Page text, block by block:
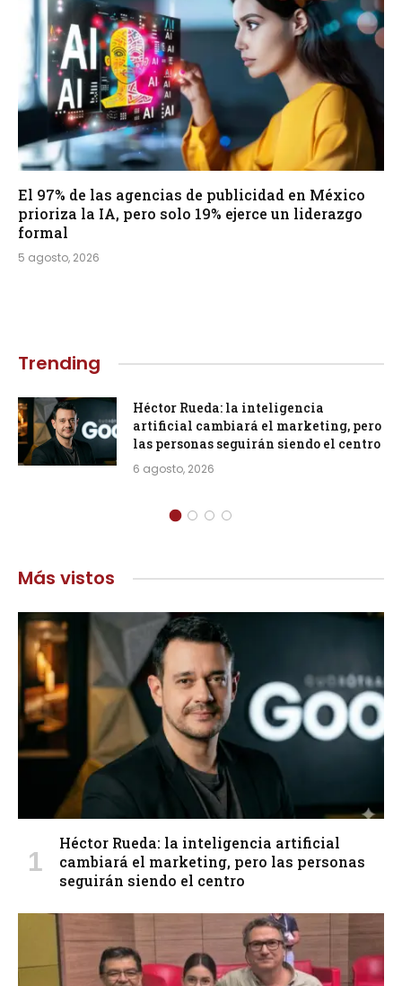
El 97% de las agencias de publicidad en México
prioriza la IA, pero solo 19% ejerce un liderazgo
formal
5 agosto, 2026
Trending
Héctor Rueda: la inteligencia
artificial cambiará el marketing, pero
las personas seguirán siendo el centro
6 agosto, 2026
Más vistos
Héctor Rueda: la inteligencia artificial
cambiará el marketing, pero las personas
seguirán siendo el centro